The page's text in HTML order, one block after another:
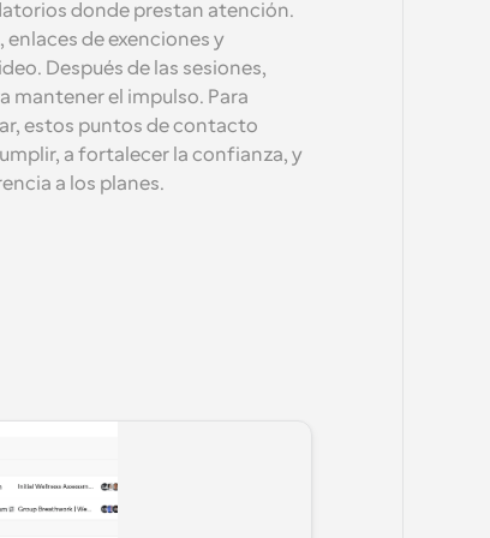
donde prestan atención.
enlaces de exenciones y
Después de las sesiones,
mantener el impulso. Para
estos puntos de contacto
a fortalecer la confianza, y
a los planes.